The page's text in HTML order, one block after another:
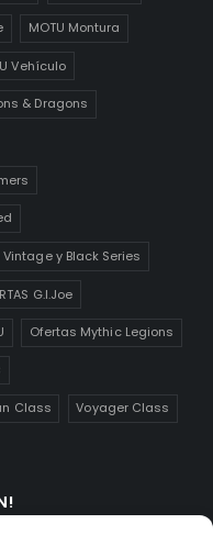
MOTU Montura
Vehículo
& Dragons
y Black Series
G.I.Joe
Ofertas Mythic Legions
Class Voyager Class